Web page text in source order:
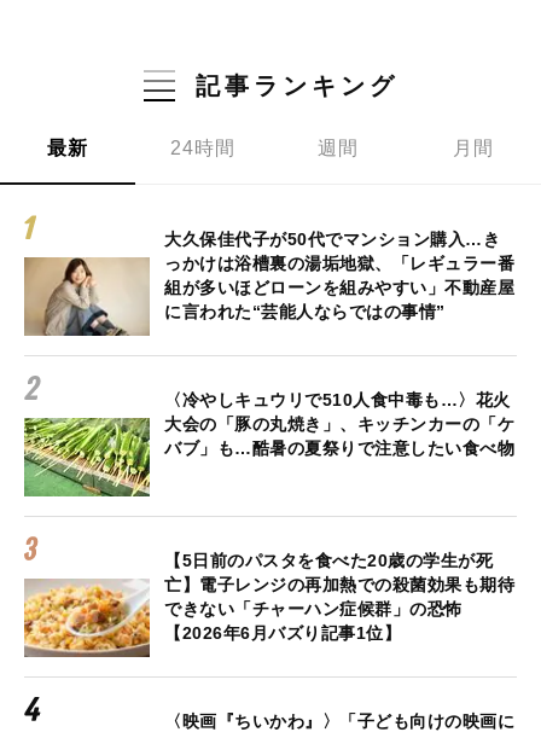
記事ランキング
最新 24時間 週間 月間
大久保佳代子が50代でマンション購入…き
っかけは浴槽裏の湯垢地獄、「レギュラー番
組が多いほどローンを組みやすい」不動産屋
に言われた“芸能人ならではの事情”
〈冷やしキュウリで510人食中毒も…〉花火
大会の「豚の丸焼き」、キッチンカーの「ケ
バブ」も…酷暑の夏祭りで注意したい食べ物
【5日前のパスタを食べた20歳の学生が死
亡】電子レンジの再加熱での殺菌効果も期待
できない「チャーハン症候群」の恐怖
【2026年6月バズり記事1位】
〈映画『ちいかわ』〉「子ども向けの映画に